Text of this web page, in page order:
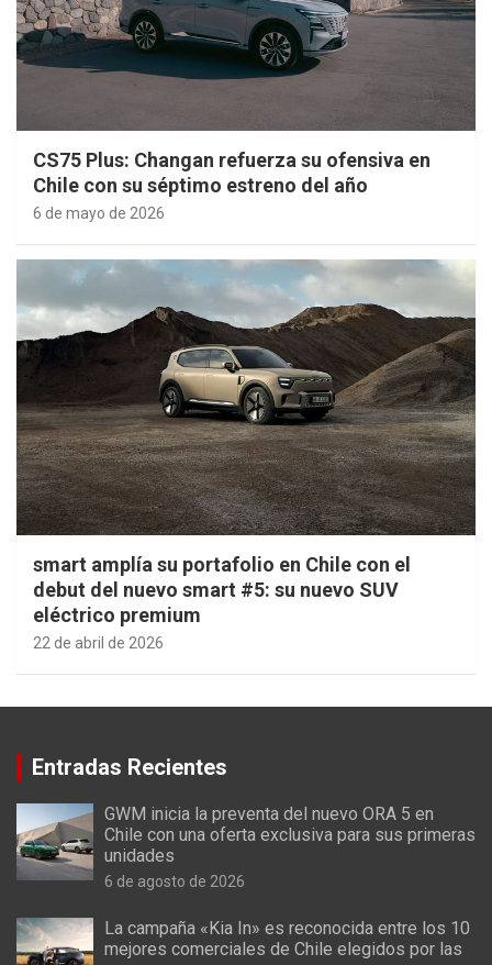
CS75 Plus: Changan refuerza su ofensiva en
Chile con su séptimo estreno del año
6 de mayo de 2026
smart amplía su portafolio en Chile con el
debut del nuevo smart #5: su nuevo SUV
eléctrico premium
22 de abril de 2026
Entradas Recientes
GWM inicia la preventa del nuevo ORA 5 en
Chile con una oferta exclusiva para sus primeras
unidades
6 de agosto de 2026
La campaña «Kia In» es reconocida entre los 10
mejores comerciales de Chile elegidos por las